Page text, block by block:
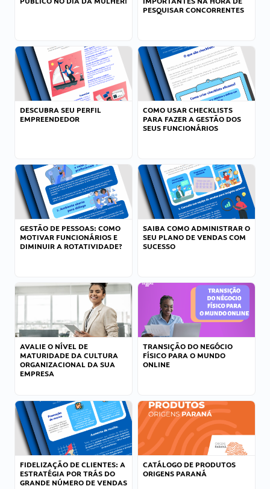
PESQUISAR CONCORRENTES
DESCUBRA SEU PERFIL
EMPREENDEDOR
COMO USAR CHECKLISTS
PARA FAZER A GESTÃO DOS
SEUS FUNCIONÁRIOS
GESTÃO DE PESSOAS: COMO
MOTIVAR FUNCIONÁRIOS E
DIMINUIR A ROTATIVIDADE?
SAIBA COMO ADMINISTRAR O
SEU PLANO DE VENDAS COM
SUCESSO
AVALIE O NÍVEL DE
MATURIDADE DA CULTURA
ORGANIZACIONAL DA SUA
EMPRESA
TRANSIÇÃO DO NEGÓCIO
FÍSICO PARA O MUNDO
ONLINE
FIDELIZAÇÃO DE CLIENTES: A
ESTRATÉGIA POR TRÁS DO
GRANDE NÚMERO DE VENDAS
CATÁLOGO DE PRODUTOS
ORIGENS PARANÁ